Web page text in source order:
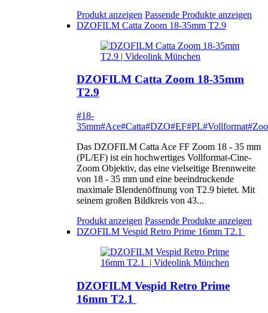
Produkt anzeigen Passende Produkte anzeigen
DZOFILM Catta Zoom 18-35mm T2.9
DZOFILM Catta Zoom 18-35mm
T2.9
#18-
35mm#Ace#Catta#DZO#EF#PL#Vollformat
Das DZOFILM Catta Ace FF Zoom 18 - 35 mm
(PL/EF) ist ein hochwertiges Vollformat-Cine-
Zoom Objektiv, das eine vielseitige Brennweite
von 18 - 35 mm und eine beeindruckende
maximale Blendenöffnung von T2.9 bietet. Mit
seinem großen Bildkreis von 43...
Produkt anzeigen Passende Produkte anzeigen
DZOFILM Vespid Retro Prime 16mm T2.1
DZOFILM Vespid Retro Prime
16mm T2.1